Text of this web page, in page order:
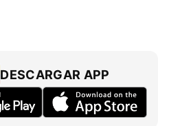
DESCARGAR APP